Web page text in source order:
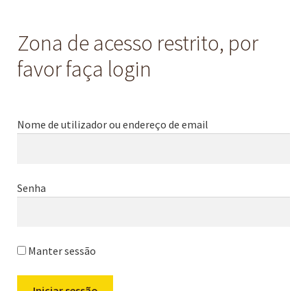
Zona de acesso restrito, por
favor faça login
Nome de utilizador ou endereço de email
Senha
Manter sessão